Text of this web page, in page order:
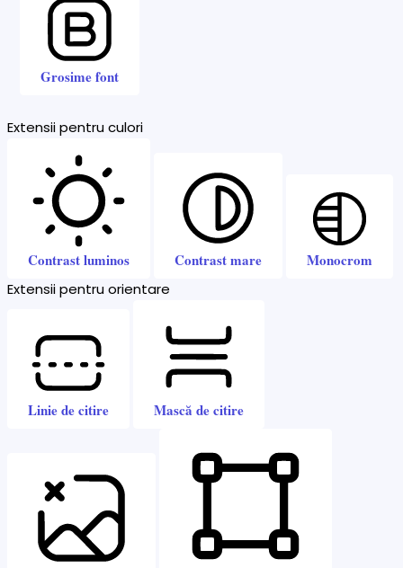
Grosime font
Extensii pentru culori
Contrast luminos Contrast mare Monocrom
Extensii pentru orientare
Linie de citire Mască de citire